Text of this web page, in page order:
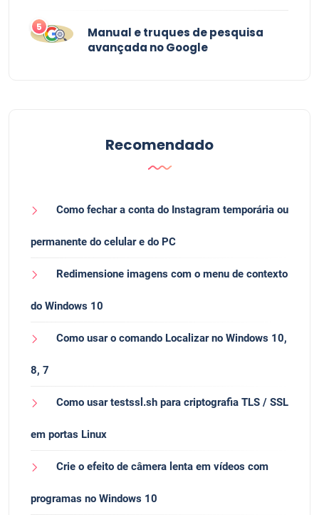
5
Manual e truques de pesquisa
avançada no Google
Recomendado
Como fechar a conta do Instagram temporária ou
permanente do celular e do PC
Redimensione imagens com o menu de contexto
do Windows 10
Como usar o comando Localizar no Windows 10,
8, 7
Como usar testssl.sh para criptografia TLS / SSL
em portas Linux
Crie o efeito de câmera lenta em vídeos com
programas no Windows 10